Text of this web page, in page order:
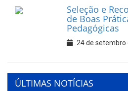
Seleção e
de Boas
Pedagógicas
24 de setembro
ÚLTIMAS NOTÍCIAS